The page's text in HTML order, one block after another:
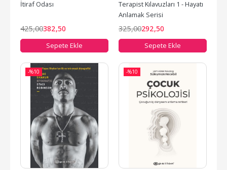
İtiraf Odası
425,00382,50
Sepete Ekle
Terapist Kılavuzları 1 - Hayatı
Anlamak Serisi
325,00292,50
Sepete Ekle
-%10 -%10